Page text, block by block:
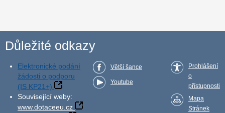
Důležité odkazy
Elektronické podání
žádosti o podporu
(IS KP21+)
Související weby:
www.dotaceeu.cz
Větší šance
Youtube
Prohlášení
o
přístupnosti
Mapa
Stránek